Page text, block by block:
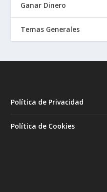
Ganar Dinero
Temas Generales
Política de Privacidad
Política de Cookies